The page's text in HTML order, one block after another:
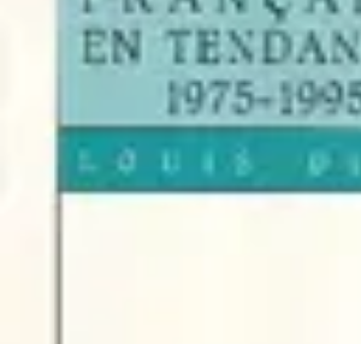
Chocolats de Pâques
TendancesSaveurs et VariétésDécoration et
PersonnalisationChocolats BioRecettes et DIY
Chocolats de Pâques